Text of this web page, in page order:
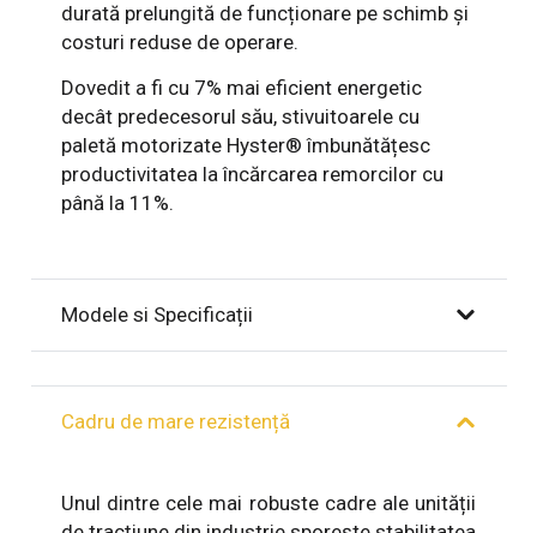
durată prelungită de funcționare pe schimb și
costuri reduse de operare.
Dovedit a fi cu 7% mai eficient energetic
decât predecesorul său, stivuitoarele cu
paletă motorizate Hyster® îmbunătățesc
productivitatea la încărcarea remorcilor cu
până la 11%.
Modele si Specificații
Cadru de mare rezistență
Unul dintre cele mai robuste cadre ale unității